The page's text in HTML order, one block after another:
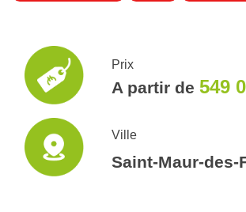
Prix
A partir de549
Ville
Saint-Maur-des-